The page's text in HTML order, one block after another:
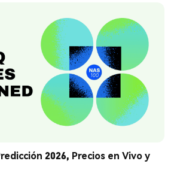
2026, Precios en Vivo y